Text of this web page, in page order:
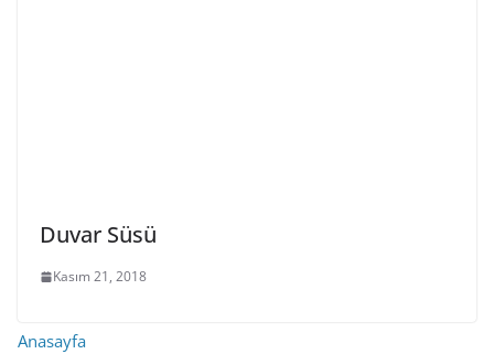
Duvar Süsü
Kasım 21, 2018
Anasayfa